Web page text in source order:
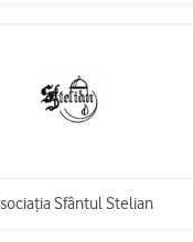
Sfântul Stelian